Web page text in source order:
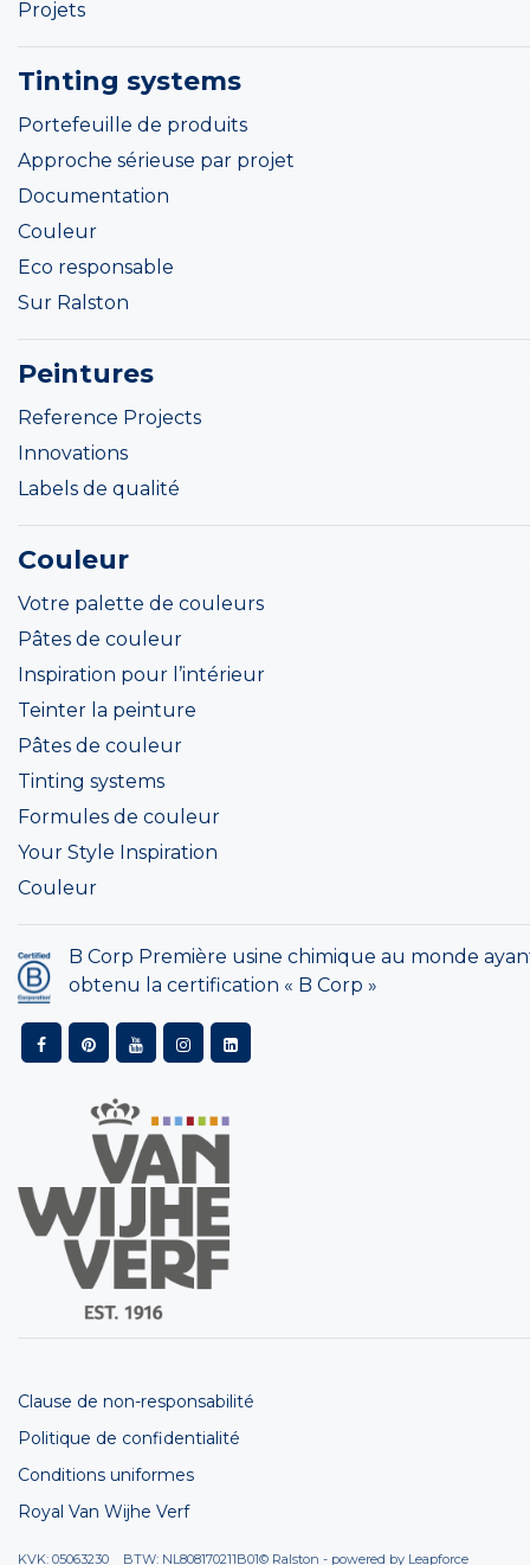
Projets
Tinting systems
Portefeuille de produits
Approche sérieuse par projet
Documentation
Couleur
Eco responsable
Sur Ralston
Peintures
Reference Projects
Innovations
Labels de qualité
Couleur
Votre palette de couleurs
Pâtes de couleur
Inspiration pour l’intérieur
Teinter la peinture
Pâtes de couleur
Tinting systems
Formules de couleur
Your Style Inspiration
Couleur
B Corp Première usine chimique au monde
obtenu la certification « B Corp »
Clause de non-responsabilité
Politique de confidentialité
Conditions uniformes
Royal Van Wijhe Verf
KVK: 05063230 BTW: NL808170211B01© Ralston - powered by Leapforce